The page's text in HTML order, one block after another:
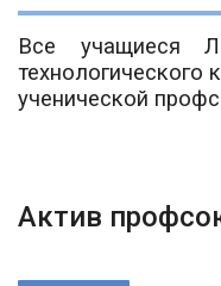
Все учащиеся
ученической
Актив